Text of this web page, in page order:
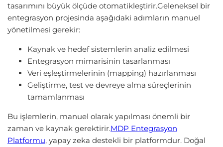
tasarımını büyük ölçüde otomatikleştirir.Geleneksel bir
entegrasyon projesinda aşağıdaki adımların manuel
yönetilmesi gerekir:
Kaynak ve hedef sistemlerin analiz edilmesi
Entegrasyon mimarisinin tasarlanması
Veri eşleştirmelerinin (mapping) hazırlanması
Geliştirme, test ve devreye alma süreçlerinin
tamamlanması
Bu işlemlerin, manuel olarak yapılması önemli bir
zaman ve kaynak gerektirir.MDP Entegrasyon
Platformu, yapay zeka destekli bir platformdur. Doğal